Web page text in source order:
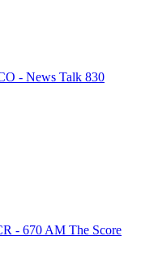
- News Talk 830
- 670 AM The Score